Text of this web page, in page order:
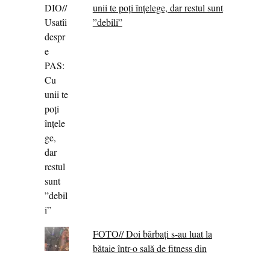
unii te poți înțelege, dar restul sunt
”debili”
FOTO// Doi bărbați s-au luat la
bătaie într-o sală de fitness din